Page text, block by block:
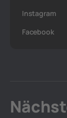
Instagram
Facebook